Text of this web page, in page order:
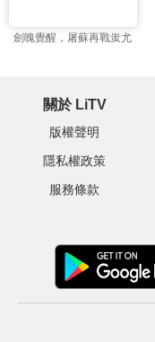
劍魄覺醒，屠蘇再戰蚩尤
關於 LiTV
版權聲明
隱私權政策
服務條款